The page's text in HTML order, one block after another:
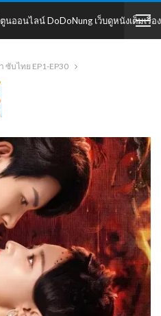
ออนไลน์ DoDoNung เว็บดูหนังเต็มเรื่อง
ซับไทย EP1-EP30